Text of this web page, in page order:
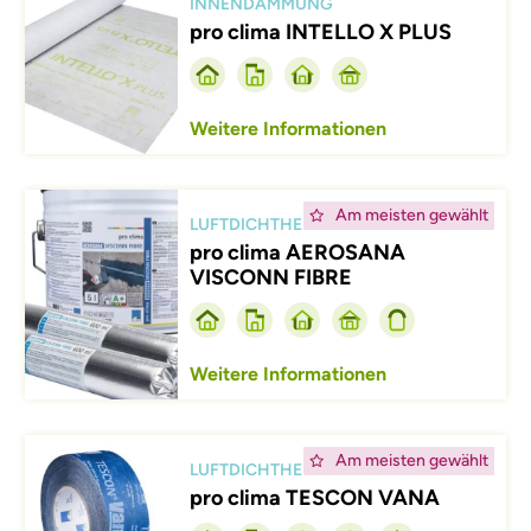
INNENDÄMMUNG
pro clima INTELLO X PLUS
Weitere Informationen
Am meisten gewählt
Afbeelding
LUFTDICHTHEIT
pro clima AEROSANA
VISCONN FIBRE
Weitere Informationen
Am meisten gewählt
Afbeelding
LUFTDICHTHEIT
pro clima TESCON VANA